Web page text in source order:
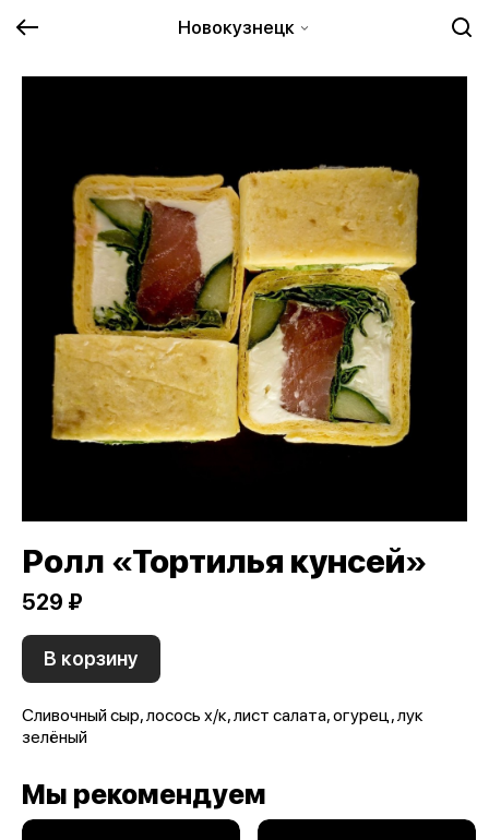
Новокузнецк
Ролл «Тортилья кунсей»
529 ₽
В корзину
Сливочный сыр, лосось х/к, лист салата, огурец, лук
зелёный
Мы рекомендуем